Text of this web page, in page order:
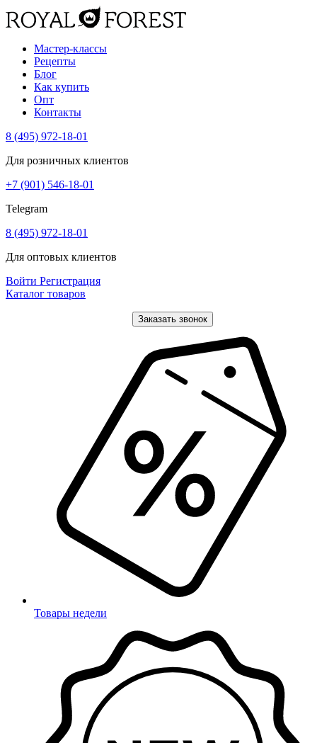
Мастер-классы
Рецепты
Блог
Как купить
Опт
Контакты
8 (495) 972-18-01
Для розничных клиентов
+7 (901) 546-18-01
Telegram
8 (495) 972-18-01
Для оптовых клиентов
Войти Регистрация
Каталог товаров
Заказать звонок
Товары недели